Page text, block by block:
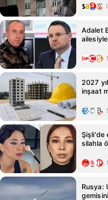
Adalet
2027
inşaat
Şişli'de
silahla
Rusya: